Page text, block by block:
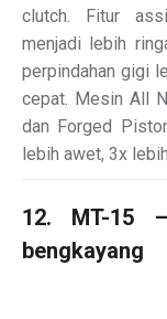
clutch. Fitur
menjadi lebih
perpindahan gigi
cepat. Mesin All
dan Forged
lebih awet, 3x
12. MT-15
bengkayang